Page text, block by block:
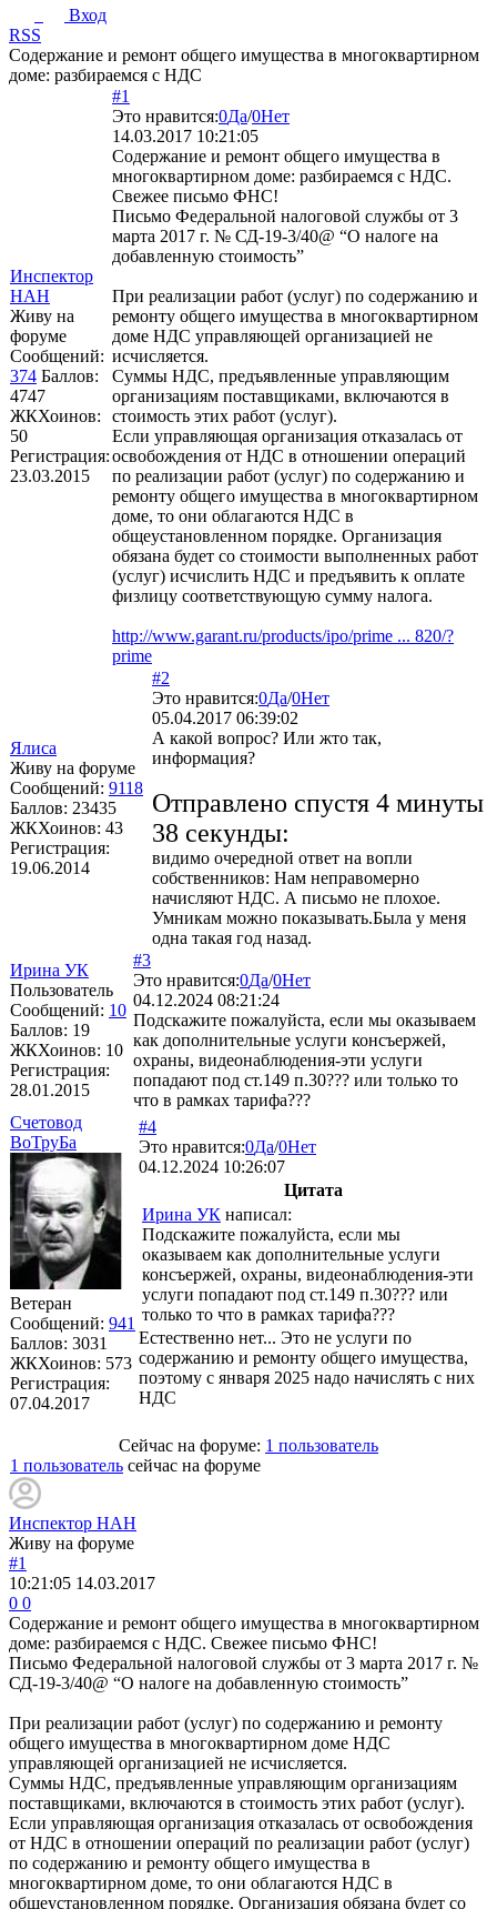
Вход
RSS
Содержание и ремонт общего имущества в многоквартирном
доме: разбираемся с НДС
Инспектор
НАН
Живу на
форуме
Сообщений:
374 Баллов:
4747
ЖКХоинов:
50
Регистрация:
23.03.2015
#1
Это нравится:0Да/0Нет
14.03.2017 10:21:05
Содержание и ремонт общего имущества в
многоквартирном доме: разбираемся с НДС.
Свежее письмо ФНС!
Письмо Федеральной налоговой службы от 3
марта 2017 г. № СД-19-3/40@ “О налоге на
добавленную стоимость”
При реализации работ (услуг) по содержанию и
ремонту общего имущества в многоквартирном
доме НДС управляющей организацией не
исчисляется.
Суммы НДС, предъявленные управляющим
организациям поставщиками, включаются в
стоимость этих работ (услуг).
Если управляющая организация отказалась от
освобождения от НДС в отношении операций
по реализации работ (услуг) по содержанию и
ремонту общего имущества в многоквартирном
доме, то они облагаются НДС в
общеустановленном порядке. Организация
обязана будет со стоимости выполненных работ
(услуг) исчислить НДС и предъявить к оплате
физлицу соответствующую сумму налога.
http://www.garant.ru/products/ipo/prime ... 820/?
prime
Ялиса
Живу на форуме
Сообщений: 9118
Баллов: 23435
ЖКХоинов: 43
Регистрация:
19.06.2014
#2
Это нравится:0Да/0Нет
05.04.2017 06:39:02
А какой вопрос? Или жто так,
информация?
Отправлено спустя 4 минуты
38 секунды:
видимо очередной ответ на вопли
собственников: Нам неправомерно
начисляют НДС. А письмо не плохое.
Умникам можно показывать.Была у меня
одна такая год назад.
Ирина УК
Пользователь
Сообщений: 10
Баллов: 19
ЖКХоинов: 10
Регистрация:
28.01.2015
#3
Это нравится:0Да/0Нет
04.12.2024 08:21:24
Подскажите пожалуйста, если мы оказываем
как дополнительные услуги консъержей,
охраны, видеонаблюдения-эти услуги
попадают под ст.149 п.30??? или только то
что в рамках тарифа???
Счетовод
ВоТруБа
Ветеран
Сообщений: 941
Баллов: 3031
ЖКХоинов: 573
Регистрация:
07.04.2017
#4
Это нравится:0Да/0Нет
04.12.2024 10:26:07
Цитата
Ирина УК написал:
Подскажите пожалуйста, если мы
оказываем как дополнительные услуги
консъержей, охраны, видеонаблюдения-эти
услуги попадают под ст.149 п.30??? или
только то что в рамках тарифа???
Естественно нет... Это не услуги по
содержанию и ремонту общего имущества,
поэтому с января 2025 надо начислять с них
НДС
Сейчас на форуме: 1 пользователь
1 пользователь сейчас на форуме
Инспектор НАН
Живу на форуме
#1
10:21:05 14.03.2017
0 0
Содержание и ремонт общего имущества в многоквартирном
доме: разбираемся с НДС. Свежее письмо ФНС!
Письмо Федеральной налоговой службы от 3 марта 2017 г. №
СД-19-3/40@ “О налоге на добавленную стоимость”
При реализации работ (услуг) по содержанию и ремонту
общего имущества в многоквартирном доме НДС
управляющей организацией не исчисляется.
Суммы НДС, предъявленные управляющим организациям
поставщиками, включаются в стоимость этих работ (услуг).
Если управляющая организация отказалась от освобождения
от НДС в отношении операций по реализации работ (услуг)
по содержанию и ремонту общего имущества в
многоквартирном доме, то они облагаются НДС в
общеустановленном порядке. Организация обязана будет со